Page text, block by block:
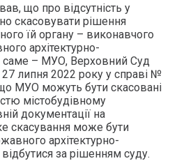
що про відсутність у
скасовувати рішення
їй органу – виконавчого
архітектурно-
саме – МУО, Верховний Суд
27 липня 2022 року у справі №
МУО можуть бути скасовані
містобудівному
документації на
скасування може бути
архітектурно-
за рішенням суду.